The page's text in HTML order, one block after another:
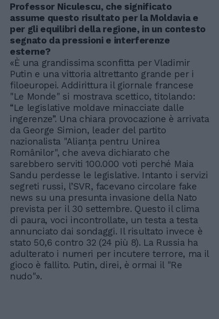
Professor Niculescu, che significato
assume questo risultato per la Moldavia e
per gli equilibri della regione, in un contesto
segnato da pressioni e interferenze
esterne?
«È una grandissima sconfitta per Vladimir
Putin e una vittoria altrettanto grande per i
filoeuropei. Addirittura il giornale francese
"Le Monde" si mostrava scettico, titolando:
“Le legislative moldave minacciate dalle
ingerenze”. Una chiara provocazione è arrivata
da George Simion, leader del partito
nazionalista "Alianța pentru Unirea
Românilor", che aveva dichiarato che
sarebbero serviti 100.000 voti perché Maia
Sandu perdesse le legislative. Intanto i servizi
segreti russi, l’SVR, facevano circolare fake
news su una presunta invasione della Nato
prevista per il 30 settembre. Questo il clima
di paura, voci incontrollate, un testa a testa
annunciato dai sondaggi. Il risultato invece è
stato 50,6 contro 32 (24 più 8). La Russia ha
adulterato i numeri per incutere terrore, ma il
gioco è fallito. Putin, direi, è ormai il "Re
nudo"».